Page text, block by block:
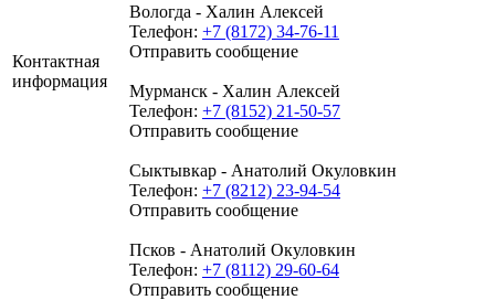
Контактная
информация
Вологда - Халин Алексей
Телефон: +7 (8172) 34-76-11
Отправить сообщение
Мурманск - Халин Алексей
Телефон: +7 (8152) 21-50-57
Отправить сообщение
Сыктывкар - Анатолий Окуловкин
Телефон: +7 (8212) 23-94-54
Отправить сообщение
Псков - Анатолий Окуловкин
Телефон: +7 (8112) 29-60-64
Отправить сообщение